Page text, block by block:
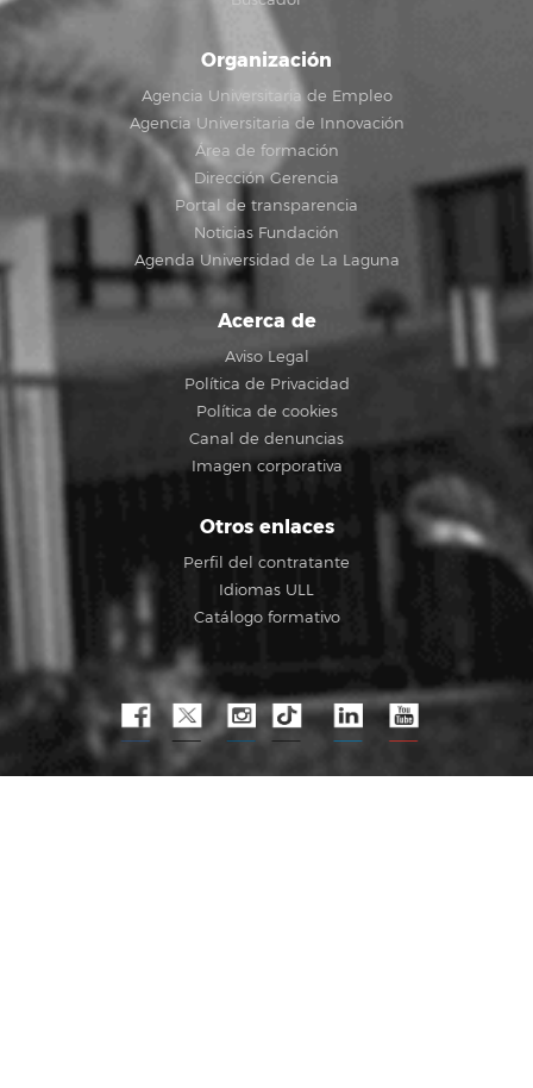
Organización
Agencia Universitaria de Empleo
Agencia Universitaria de Innovación
Área de formación
Dirección Gerencia
Portal de transparencia
Noticias Fundación
Agenda Universidad de La Laguna
Acerca de
Aviso Legal
Política de Privacidad
Política de cookies
Canal de denuncias
Imagen corporativa
Otros enlaces
Perfil del contratante
Idiomas ULL
Catálogo formativo